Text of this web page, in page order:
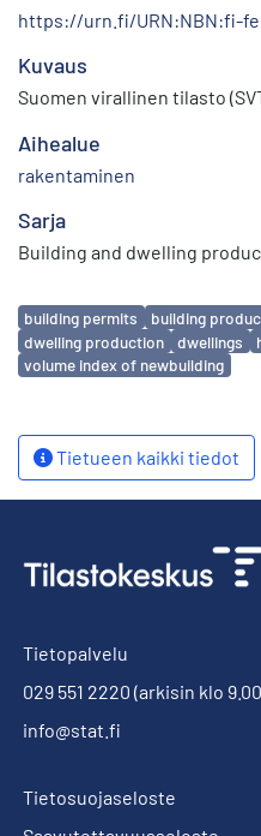
https://urn.fi/URN:NBN:fi-
Kuvaus
Suomen virallinen tilasto
Aihealue
rakentaminen
Sarja
Building and dwelling
Avainsanat
building permits building
dwelling production
dwellings
volume index of newbuilding
Tietueen kaikki tiedot
Tietopalvelu
029 551 2220 (arkisin klo
info@stat.fi
Tietosuojaseloste